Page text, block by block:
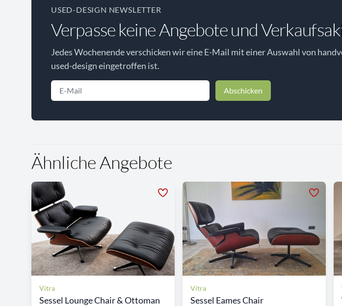
USED-DESIGN NEWSLETTER
Verpasse keine Angebote und
Jedes Wochenende verschicken wir eine E-Mail mit einer Auswahl von
used-design eingetroffen ist.
Abschicken
Ähnliche Angebote
Vitra
Sessel Lounge Chair & Ottoman
Vitra
Sessel Eames Chair